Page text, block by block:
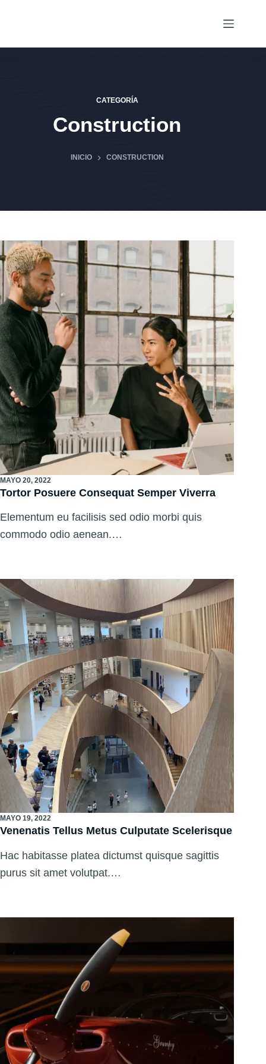
CATEGORÍA
Construction
INICIO CONSTRUCTION
MAYO 20, 2022
Tortor Posuere Consequat Semper Viverra
Elementum eu facilisis sed odio morbi quis
commodo odio aenean.…
MAYO 19, 2022
Venenatis Tellus Metus Culputate Scelerisque
Hac habitasse platea dictumst quisque sagittis
purus sit amet volutpat.…